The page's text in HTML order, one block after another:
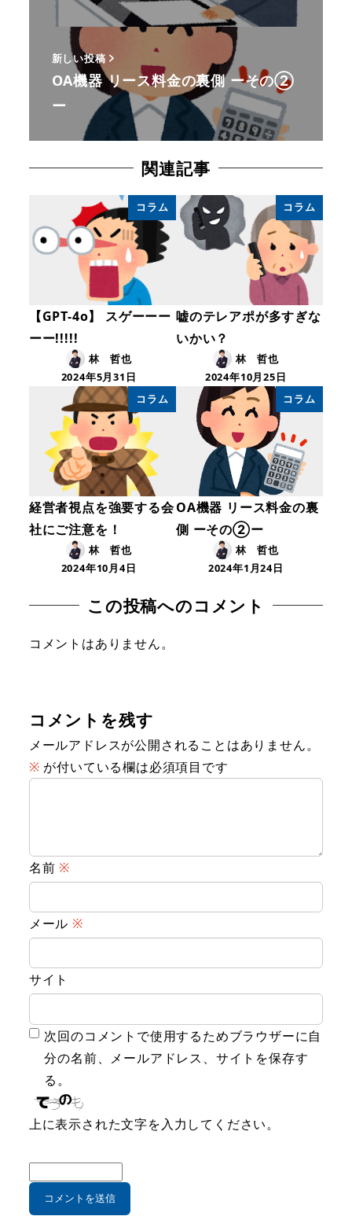
新しい投稿
OA機器 リース料金の裏側 ーその②
ー
関連記事
コラム
【GPT-4o】 スゲーーー
ーー!!!!!
林 哲也
2024年5月31日
コラム
嘘のテレアポが多すぎな
いかい？
林 哲也
2024年10月25日
コラム
経営者視点を強要する会
社にご注意を！
林 哲也
2024年10月4日
コラム
OA機器 リース料金の裏
側 ーその②ー
林 哲也
2024年1月24日
この投稿へのコメント
コメントはありません。
コメントを残す
メールアドレスが公開されることはありません。
※ が付いている欄は必須項目です
名前 ※
メール ※
サイト
次回のコメントで使用するためブラウザーに自
分の名前、メールアドレス、サイトを保存す
る。
上に表示された文字を入力してください。